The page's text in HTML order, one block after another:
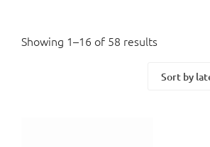
Showing 1–16 of 58 results